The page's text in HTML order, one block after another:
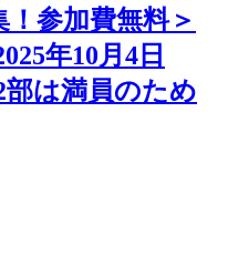
参加費無料＞
年10月4日
部は満員のため